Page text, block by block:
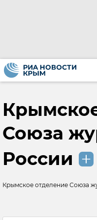
Союза
России
Крымское отделение Союза